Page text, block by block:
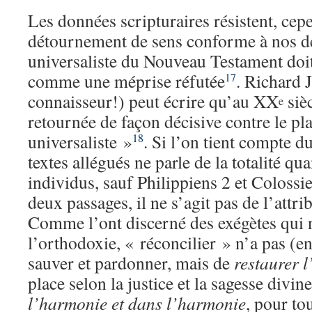
Les données scripturaires résistent,
détournement de sens conforme à nos
universaliste du Nouveau Testament
comme une méprise réfutée17. Richard
connaisseur!) peut écrire qu’au XXe
retournée de façon décisive contre le
universaliste »18. Si l’on tient compte
textes allégués ne parle de la totalité
individus, sauf Philippiens 2 et
deux passages, il ne s’agit pas de
Comme l’ont discerné des exégètes qui
l’orthodoxie, « réconcilier » n’a pas
sauver et pardonner, mais de restaurer
place selon la justice et la sagesse
l’harmonie et dans l’harmonie, pour